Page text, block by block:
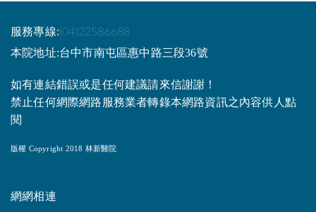
服務專線:(04)22586688
本院地址:台中市南屯區惠中路三段36號
如有連結錯誤或是任何建議請來信謝謝！
禁止任何網際網路服務業者轉錄本網路資訊之內容供人點
閱
版權 Copyright 2018 林新醫院
網網相連